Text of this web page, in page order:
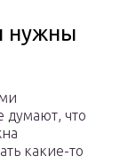
нужны
что
какие-то